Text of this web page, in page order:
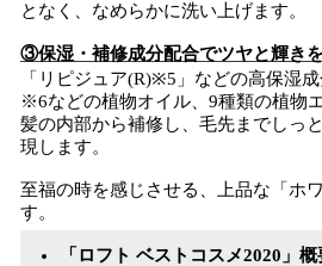
となく、なめらかに洗い上げます。
③保湿・補修成分配合でツヤと輝き
「リピジュア(R)※5」などの高保湿
※6などの植物オイル、9種類の植物
髪の内部から補修し、毛先までしっ
現します。
至福の時を感じさせる、上品な「ホ
す。
「ロフト ベストコスメ2020」概